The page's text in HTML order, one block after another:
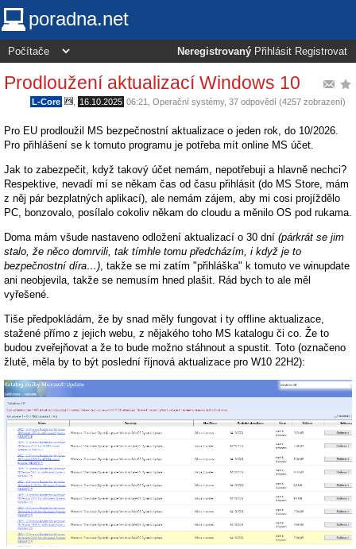
poradna.net
Neregistrovaný Přihlásit Registrovat
Prodloužení aktualizací Windows 10
L-Core 16.10.2025 06:21 Operační systémy, 37 odpovědí (4257 zobrazení)
Pro EU prodloužil MS bezpečnostní aktualizace o jeden rok, do 10/2026.
Pro přihlášení se k tomuto programu je potřeba mít online MS účet.
Jak to zabezpečit, když takový účet nemám, nepotřebuji a hlavně nechci?
Respektive, nevadí mí se někam čas od času přihlásit (do MS Store, mám
z něj pár bezplatných aplikací), ale nemám zájem, aby mi cosi projíždělo
PC, bonzovalo, posílalo cokoliv někam do cloudu a měnilo OS pod rukama.
Doma mám všude nastaveno odložení aktualizací o 30 dní (párkrát se jim
stalo, že něco domrvili, tak tímhle tomu předcházím, i když je to
bezpečnostní díra…), takže se mi zatím "přihláška" k tomuto ve winupdate
ani neobjevila, takže se nemusím hned plašit. Rád bych to ale měl
vyřešené.
Tiše předpokládám, že by snad měly fungovat i ty offline aktualizace,
stažené přímo z jejich webu, z nějakého toho MS katalogu či co. Že to
budou zveřejňovat a že to bude možno stáhnout a spustit. Toto (označeno
žlutě, měla by to být poslední říjnová aktualizace pro W10 22H2):